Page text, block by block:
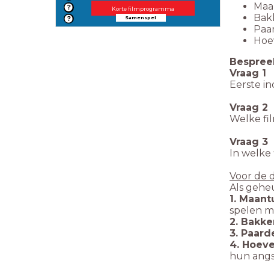
Korte filmprogramma
Samenspel
Vraag 1
Eerste
Vraag 2
Welke
Vraag 3
In
Voor de
Als
1.
spelen
2.
3.
4.
hun